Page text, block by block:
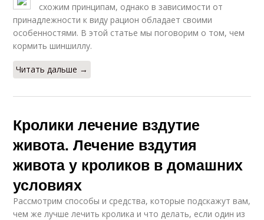
схожим принципам, однако в зависимости от
принадлежности к виду рацион обладает своими
особенностями. В этой статье мы поговорим о том, чем
кормить шиншиллу.
Читать дальше →
Кролики лечение вздутие
живота. Лечение вздутия
живота у кроликов в домашних
условиях
Рассмотрим способы и средства, которые подскажут вам,
чем же лучше лечить кролика и что делать, если один из